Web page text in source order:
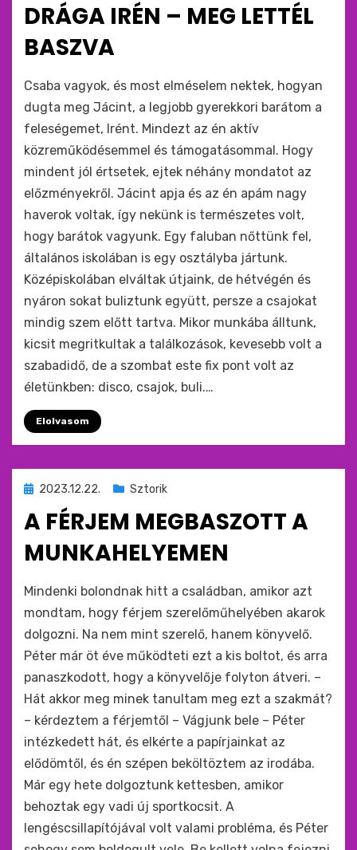
DRÁGA IRÉN – MEG LETTÉL
BASZVA
by
Csaba vagyok, és most elméselem nektek, hogyan
dugta meg Jácint, a legjobb gyerekkori barátom a
feleségemet, Irént. Mindezt az én aktív
közreműködésemmel és támogatásommal. Hogy
mindent jól értsetek, ejtek néhány mondatot az
előzményekről. Jácint apja és az én apám nagy
haverok voltak, így nekünk is természetes volt,
hogy barátok vagyunk. Egy faluban nőttünk fel,
általános iskolában is egy osztályba jártunk.
Középiskolában elváltak útjaink, de hétvégén és
nyáron sokat buliztunk együtt, persze a csajokat
mindig szem előtt tartva. Mikor munkába álltunk,
kicsit megritkultak a találkozások, kevesebb volt a
szabadidő, de a szombat este fix pont volt az
életünkben: disco, csajok, buli.…
Elolvasom
Beküldve
:
2023.12.22. Sztorik
A FÉRJEM MEGBASZOTT A
MUNKAHELYEMEN
by monkey
Mindenki bolondnak hitt a családban, amikor azt
mondtam, hogy férjem szerelőműhelyében akarok
dolgozni. Na nem mint szerelő, hanem könyvelő.
Péter már öt éve működteti ezt a kis boltot, és arra
panaszkodott, hogy a könyvelője folyton átveri. –
Hát akkor meg minek tanultam meg ezt a szakmát?
– kérdeztem a férjemtől – Vágjunk bele – Péter
intézkedett hát, és elkérte a papírjainkat az
elődömtől, és én szépen beköltöztem az irodába.
Már egy hete dolgoztunk kettesben, amikor
behoztak egy vadi új sportkocsit. A
lengéscsillapítójával volt valami probléma, és Péter